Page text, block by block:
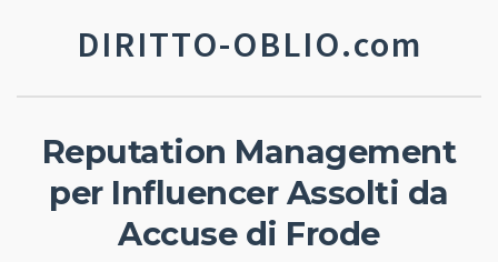
DIRITTO-OBLIO.com
Reputation Management
per Influencer Assolti da
Accuse di Frode